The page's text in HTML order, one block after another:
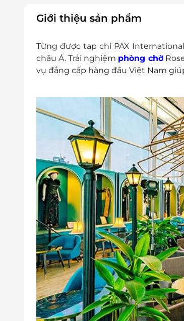
Miễn phí cho 01 trẻ em dưới 5
Trẻ em dưới 5 tuổi thứ 02
Trẻ em trên 12 tuổi được tính
Lưu ý: Các trường hợp phát
tại quầy lễ tân theo bảng giá
Chính sách sử dụng thêm giờ:
Cứ mỗi 03 (ba) tiếng
("Block"). Thời gian thêm
Block.Đơn giá thêm giờ:
Các trường hợp sử dụng
quầy lễ tân theo bảng giá
Áp dụng 01 E-Voucher/E-Coupon
Khách hàng liên hệ đăng ký
Hotline LifeLink Booking:
Sân bay Tân Sơn Nhất - Ga
Một khách hàng được mua nhiều
E-Voucher/E-Coupon không có
Không áp dụng đồng thời với
Giá đã bao gồm VAT.
Giới thiệu sản phẩm
Từng được tạp chí PAX
châu Á. Trải nghiệm phòng chờ
vụ đẳng cấp hàng đầu Việt Nam